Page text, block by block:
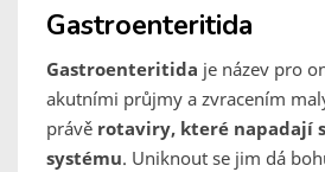
Gastroenteritida
Gastroenteritida je název pro
akutními průjmy a zvracením
právě rotaviry, které napadají
systému. Uniknout se jim dá